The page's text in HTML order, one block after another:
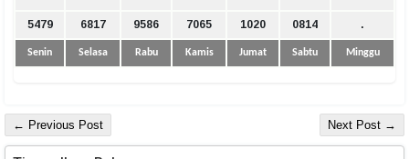
5479 6817 9586 7065 1020 0814 .
Senin Selasa Rabu Kamis Jumat Sabtu Minggu
← Previous Post Next Post →